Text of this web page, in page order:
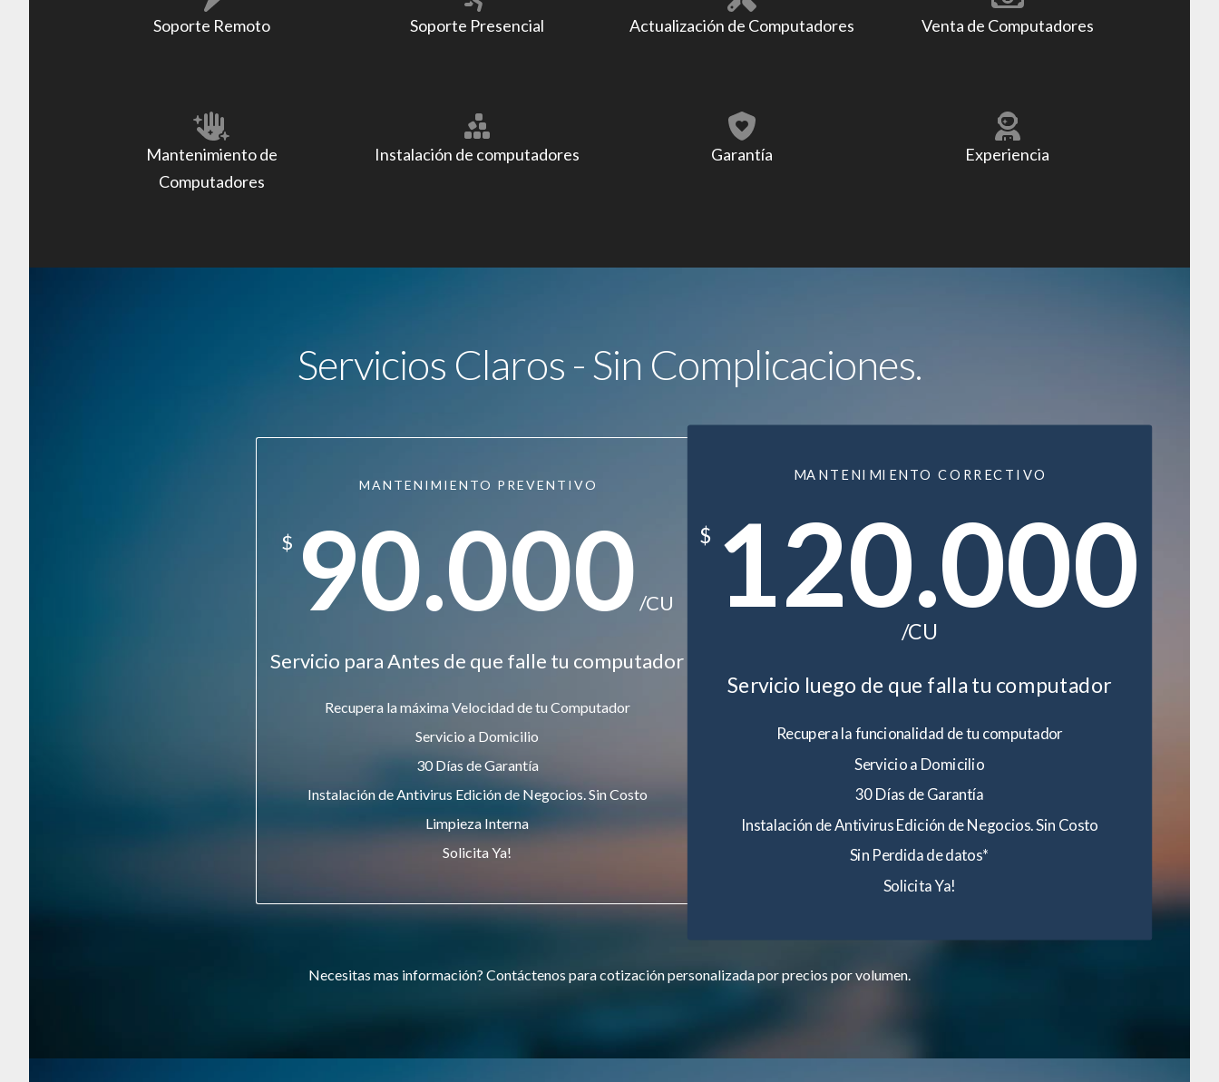
Soporte Remoto Soporte Presencial Actualización de Computadores Venta de Computadores
Mantenimiento de
Computadores
Instalación de computadores Garantía Experiencia
Servicios Claros - Sin Complicaciones.
MANTENIMIENTO PREVENTIVO
$ 90.000 /CU
Servicio para Antes de que falle tu computador
Recupera la máxima Velocidad de tu Computador
Servicio a Domicilio
30 Días de Garantía
Instalación de Antivirus Edición de Negocios. Sin Costo
Limpieza Interna
Solicita Ya!
MANTENIMIENTO CORRECTIVO
$ 120.000
/CU
Servicio luego de que falla tu computador
Recupera la funcionalidad de tu computador
Servicio a Domicilio
30 Días de Garantía
Instalación de Antivirus Edición de Negocios. Sin Costo
Sin Perdida de datos*
Solicita Ya!
Necesitas mas información? Contáctenos para cotización personalizada por precios por volumen.